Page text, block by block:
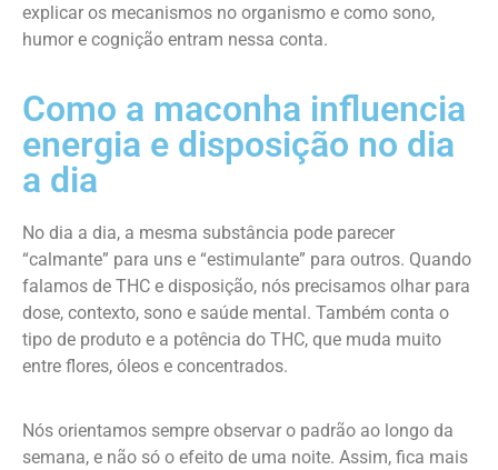
explicar os mecanismos no organismo e como sono,
humor e cognição entram nessa conta.
Como a maconha influencia
energia e disposição no dia
a dia
No dia a dia, a mesma substância pode parecer
“calmante” para uns e “estimulante” para outros. Quando
falamos de THC e disposição, nós precisamos olhar para
dose, contexto, sono e saúde mental. Também conta o
tipo de produto e a potência do THC, que muda muito
entre flores, óleos e concentrados.
Nós orientamos sempre observar o padrão ao longo da
semana, e não só o efeito de uma noite. Assim, fica mais